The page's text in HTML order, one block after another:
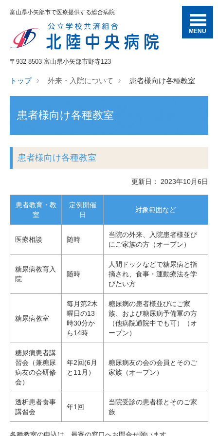
富山県小矢部市で医療提供する総合病院
MENU
〒932-8503 富山県小矢部市野寺123
トップ 外来・入院について 患者様向け各種教室
患者様向け各種教室
患者様向け各種教室
更新日： 2023年10月6日
患者教育・教
室
定例開催
日
対象範囲など
医療相談 随時
当院の外来、入院患者様並び
にご家族の方（オープン）
糖尿病教育入
院
随時
人間ドックなどで糖尿病と指
摘され、食事・運動療法を学
びたい方
糖尿病教室
毎月第2木
曜日の13
時30分か
ら14時
糖尿病の患者様並びにご家
族、および糖尿病予備軍の方
（他病院通院中でも可）（オ
ープン）
糖尿病患者講
習会（兼糖尿
病友の会研修
会）
年2回(6月
と11月）
糖尿病友の会の会員とそのご
家族（オープン）
透析患者食事
講習会
年1回
当院受診の患者様とそのご家
族